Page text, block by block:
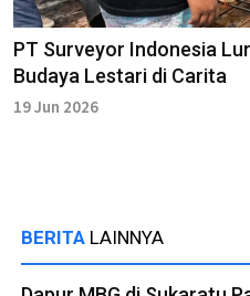
PT Surveyor Indonesia
Budaya Lestari di Carita
19 Jun 2026
BERITA LAINNYA